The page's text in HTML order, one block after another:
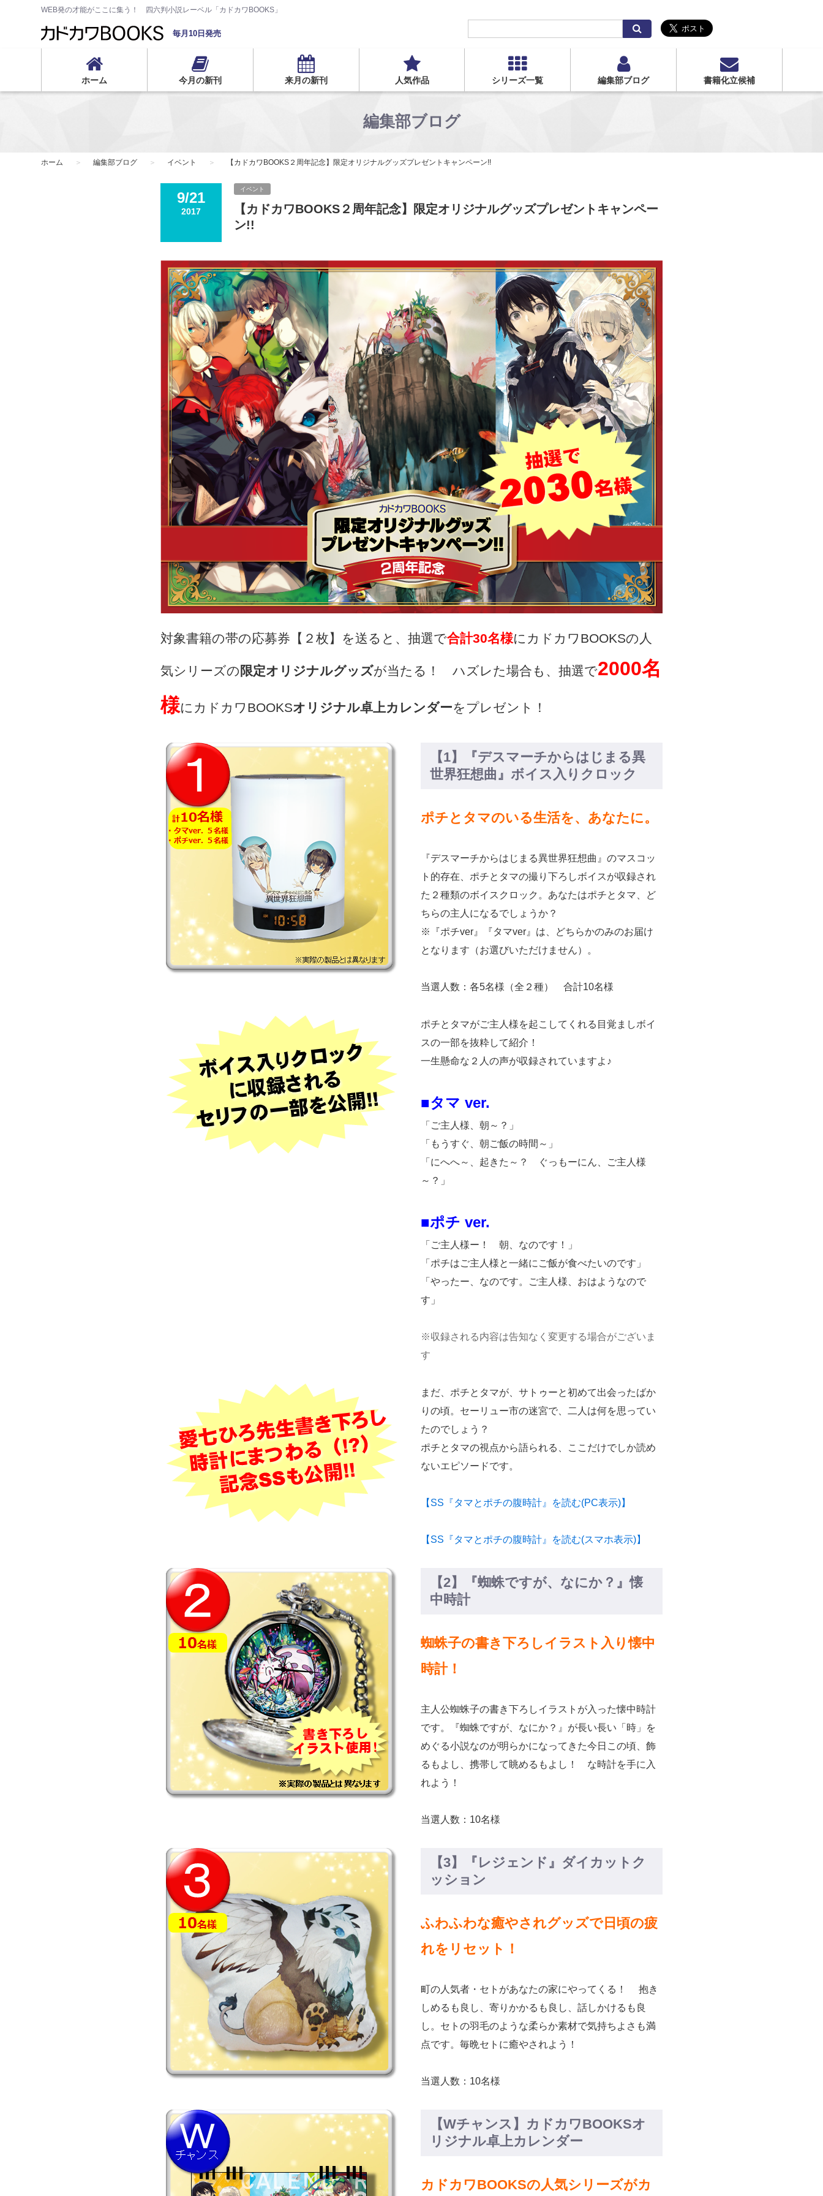
WEB発の才能がここに集う！ 四六判小説レーベル「カドカワBOOKS」
毎月10日発売
索
ホーム 今月の新刊 来月の新刊 人気作品 シリーズ一覧 編集部ブログ 書籍化立候補
編集部ブログ
ホーム 編集部ブログ イベント 【カドカワBOOKS２周年記念】限定オリジナルグッズプレゼントキャンペーン!!
9/21
2017
イベント
【カドカワBOOKS２周年記念】限定オリジナルグッズプレゼントキャンペー
ン!!
対象書籍の帯の応募券【２枚】を送ると、抽選で合計30名様にカドカワBOOKSの人
気シリーズの 限定オリジナルグッズが当たる！ ハズレた場合も、抽選で2000名
様にカドカワBOOKSオリジナル卓上カレンダーをプレゼント！
【1】『デスマーチからはじまる異
世界狂想曲』ボイス入りクロック
ポチとタマのいる生活を、あなたに。
『デスマーチからはじまる異世界狂想曲』のマスコッ
ト的存在、ポチとタマの撮り下ろしボイスが収録され
た２種類のボイスクロック。あなたはポチとタマ、ど
ちらの主人になるでしょうか？
※『ポチver』『タマver』は、どちらかのみのお届け
となります（お選びいただけません）。
当選人数：各5名様（全２種） 合計10名様
ポチとタマがご主人様を起こしてくれる目覚ましボイ
スの一部を抜粋して紹介！
一生懸命な２人の声が収録されていますよ♪
■タマ ver.
「ご主人様、朝～？」
「もうすぐ、朝ご飯の時間～」
「にへへ～、起きた～？ ぐっもーにん、ご主人様
～？」
■ポチ ver.
「ご主人様ー！ 朝、なのです！」
「ポチはご主人様と一緒にご飯が食べたいのです」
「やったー、なのです。ご主人様、おはようなので
す」
※収録される内容は告知なく変更する場合がございま
す
まだ、ポチとタマが、サトゥーと初めて出会ったばか
りの頃。セーリュー市の迷宮で、二人は何を思ってい
たのでしょう？
ポチとタマの視点から語られる、ここだけでしか読め
ないエピソードです。
【SS『タマとポチの腹時計』を読む(PC表示)】
【SS『タマとポチの腹時計』を読む(スマホ表示)】
【2】『蜘蛛ですが、なにか？』懐
中時計
蜘蛛子の書き下ろしイラスト入り懐中
時計！
主人公蜘蛛子の書き下ろしイラストが入った懐中時計
です。『蜘蛛ですが、なにか？』が長い長い「時」を
めぐる小説なのが明らかになってきた今日この頃、飾
るもよし、携帯して眺めるもよし！ な時計を手に入
れよう！
当選人数：10名様
【3】『レジェンド』ダイカットク
ッション
ふわふわな癒やされグッズで日頃の疲
れをリセット！
町の人気者・セトがあなたの家にやってくる！ 抱き
しめるも良し、寄りかかるも良し、話しかけるも良
し。セトの羽毛のような柔らか素材で気持ちよさも満
点です。毎晩セトに癒やされよう！
当選人数：10名様
【Wチャンス】カドカワBOOKSオ
リジナル卓上カレンダー
カドカワBOOKSの人気シリーズがカ